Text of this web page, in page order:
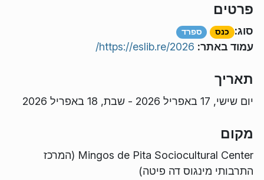
פרטים
סוג: כנס ספרד
עמוד באתר: https://eslib.re/2026/
תאריך
יום שישי, 17 באפריל 2026 - שבת, 18 באפריל 2026
מקום
Mingos de Pita Sociocultural Center (המרכז
התרבותי מינגוס דה פיטה)